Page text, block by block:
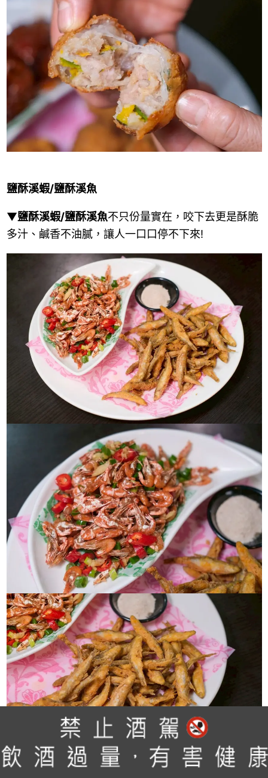
鹽酥溪蝦/鹽酥溪魚
▼鹽酥溪蝦/鹽酥溪魚不只份量實在，咬下去更是酥脆
多汁、鹹香不油膩，讓人一口口停不下來!